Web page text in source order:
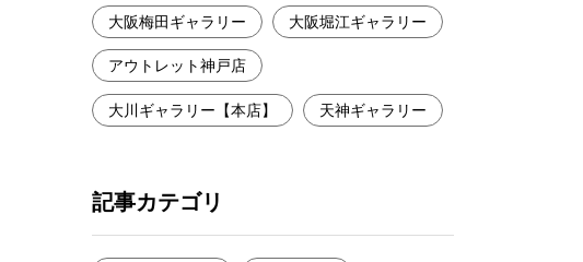
大阪梅田ギャラリー 大阪堀江ギャラリー
アウトレット神戸店
大川ギャラリー【本店】 天神ギャラリー
記事カテゴリ